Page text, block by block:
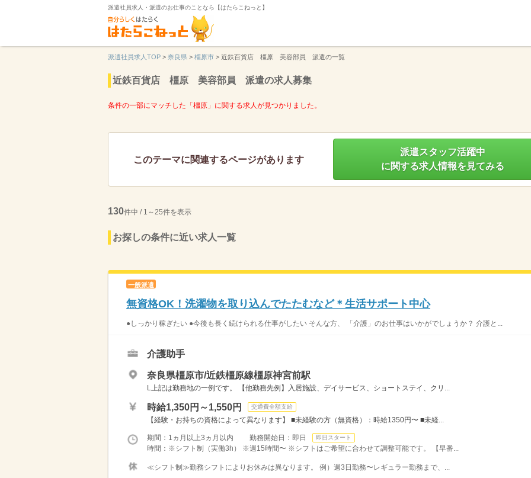
派遣社員求人・派遣のお仕事のことなら【はたらこねっと】
派遣社員求人TOP > 奈良県 > 橿原市 > 近鉄百貨店 橿原 美容部員 派遣の一覧
近鉄百貨店 橿原 美容部員 派遣の求人募集
条件の一部にマッチした「橿原」に関する求人が見つかりました。
このテーマに関連するページがあります
派遣スタッフ活躍中
に関する求人情報を見てみる
130件中 / 1～25件を表示
お探しの条件に近い求人一覧
一般派遣
無資格OK！洗濯物を取り込んでたたむなど＊生活サポート中心
●しっかり稼ぎたい ●今後も長く続けられる仕事がしたい そんな方、 「介護」のお仕事はいかがでしょうか？ 介護と...
介護助手
奈良県橿原市/近鉄橿原線橿原神宮前駅
L上記は勤務地の一例です。 【他勤務先例】入居施設、デイサービス、ショートステイ、クリ...
時給1,350円～1,550円 交通費全額支給
【経験・お持ちの資格によって異なります】 ■未経験の方（無資格）：時給1350円〜 ■未経...
期間：1ヵ月以上3ヵ月以内 勤務開始日：即日 即日スタート
時間：※シフト制（実働3h） ※週15時間〜 ※シフトはご希望に合わせて調整可能です。 【早番...
≪シフト制≫勤務シフトによりお休みは異なります。 例）週3日勤務〜レギュラー勤務まで、...